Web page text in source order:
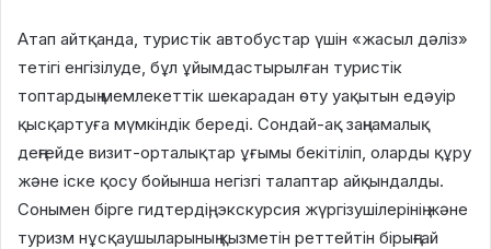
Атап айтқанда, туристік автобустар үшін «жасыл дәліз»
тетігі енгізілуде, бұл ұйымдастырылған туристік
топтардың мемлекеттік шекарадан өту уақытын едәуір
қысқартуға мүмкіндік береді. Сондай-ақ заңнамалық
деңгейде визит-орталықтар ұғымы бекітіліп, оларды құру
және іске қосу бойынша негізгі талаптар айқындалды.
Сонымен бірге гидтердің, экскурсия жүргізушілерінің және
туризм нұсқаушыларының қызметін реттейтін бірыңғай